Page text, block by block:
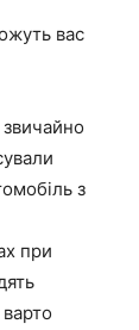
вас
з
при